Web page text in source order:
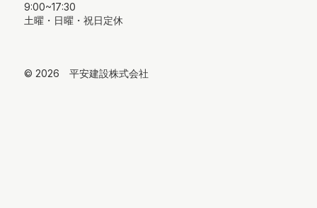
9:00~17:30
土曜・日曜・祝日定休
© 2026 平安建設株式会社